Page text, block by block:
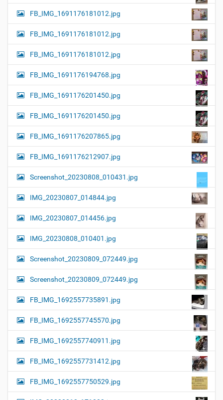
FB_IMG_1691176181012.jpg
FB_IMG_1691176181012.jpg
FB_IMG_1691176181012.jpg
FB_IMG_1691176194768.jpg
FB_IMG_1691176201450.jpg
FB_IMG_1691176201450.jpg
FB_IMG_1691176207865.jpg
FB_IMG_1691176212907.jpg
Screenshot_20230808_010431.jpg
IMG_20230807_014844.jpg
IMG_20230807_014456.jpg
IMG_20230808_010401.jpg
Screenshot_20230809_072449.jpg
Screenshot_20230809_072449.jpg
FB_IMG_1692557735891.jpg
FB_IMG_1692557745570.jpg
FB_IMG_1692557740911.jpg
FB_IMG_1692557731412.jpg
FB_IMG_1692557750529.jpg